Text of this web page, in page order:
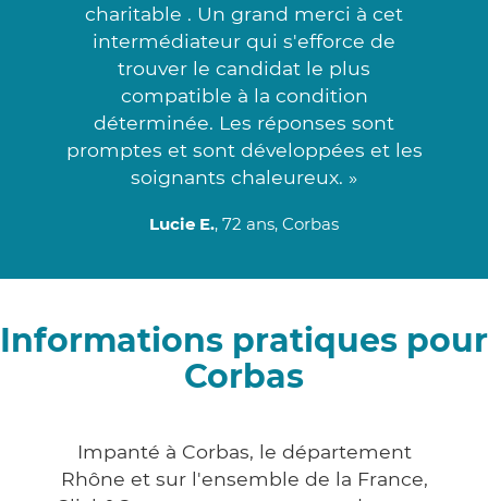
charitable . Un grand merci à cet
intermédiateur qui s'efforce de
trouver le candidat le plus
compatible à la condition
déterminée. Les réponses sont
promptes et sont développées et les
soignants chaleureux. »
Lucie E., 72 ans, Corbas
Informations pratiques pour
Corbas
Impanté à Corbas, le département
Rhône et sur l'ensemble de la France,